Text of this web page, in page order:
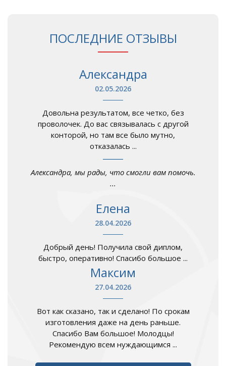
ПОСЛЕДНИЕ ОТЗЫВЫ
Александра
02.05.2026
Довольна результатом, все четко, без
проволочек. До вас связывалась с другой
конторой, но там все было мутно,
отказалась ...
Александра, мы рады, что смогли вам помочь.
...
Елена
28.04.2026
Добрый день! Получила свой диплом,
быстро, оперативно! Спасибо большое ...
Максим
27.04.2026
Вот как сказано, так и сделано! По срокам
изготовления даже на день раньше.
Спасибо Вам большое! Молодцы!
Рекомендую всем нуждающимся ...